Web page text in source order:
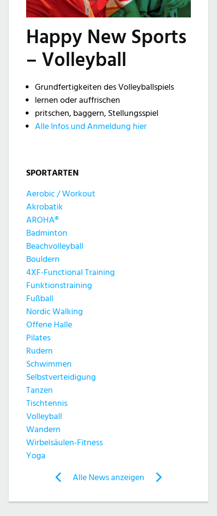
Happy New Sports
– Volleyball
Grundfertigkeiten des Volleyballspiels
lernen oder auffrischen
pritschen, baggern, Stellungsspiel
Alle Infos und Anmeldung hier
SPORTARTEN
Aerobic / Workout
Akrobatik
AROHA®
Badminton
Beachvolleyball
Bouldern
4XF-Functional Training
Funktionstraining
Fußball
Nordic Walking
Offene Halle
Pilates
Rudern
Schwimmen
Selbstverteidigung
Tanzen
Tischtennis
Volleyball
Wandern
Wirbelsäulen-Fitness
Yoga
News:
Alle News anzeigen
News: